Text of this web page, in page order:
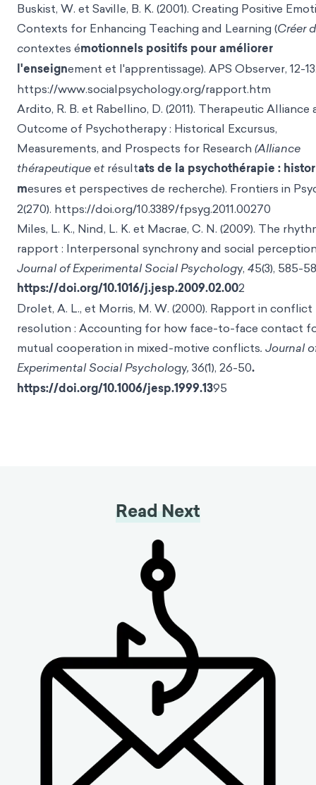
Buskist, W. et Saville, B. K. (2001). Creating Positive
Contexts for Enhancing Teaching and Learning (Créer
contextes émotionnels positifs pour améliorer
l'enseignement et l'apprentissage). APS Observer, 12-
https://www.socialpsychology.org/rapport.htm
Ardito, R. B. et Rabellino, D. (2011). Therapeutic Alliance
Outcome of Psychotherapy : Historical Excursus,
Measurements, and Prospects for Research (Alliance
thérapeutiqueet résultats de la psychothérapie :
mesures et perspectives de recherche). Frontiers in
2(270). https://doi.org/10.3389/fpsyg.2011.00270
Miles, L. K., Nind, L. K. et Macrae, C. N. (2009). The
rapport : Interpersonal synchrony and social
Journal of Experimental Social Psychology, 45(3), 585-
https://doi.org/10.1016/j.jesp.2009.02.002
Drolet, A. L., et Morris, M. W. (2000). Rapport in conflict
resolution : Accounting for how face-to-face contact
mutual cooperation in mixed-motive conflicts. Journal
Experimental Social Psychology, 36(1), 26-50.
https://doi.org/10.1006/jesp.1999.1395
Read Next